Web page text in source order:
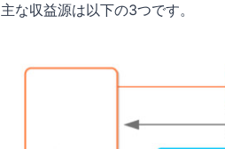
主な収益源は以下の3つです。